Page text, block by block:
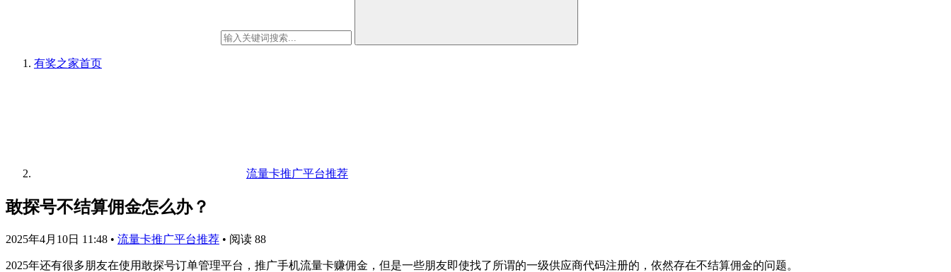
有奖之家首页
流量卡推广平台推荐
敢探号不结算佣金怎么办？
2025年4月10日 11:48 • 流量卡推广平台推荐 • 阅读 88
2025年还有很多朋友在使用敢探号订单管理平台，推广手机流量卡赚佣金，但是一些朋友即使找了所谓的一级供应商代码注册的，依然存在不结算佣金的问题。